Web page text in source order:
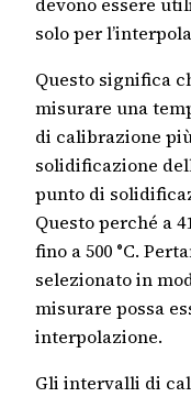
solo per
Questo significa
misurare una
di calibrazione
solidificazione
punto di
Questo perché a
fino a 500 °C.
selezionato in
misurare possa
interpolazione.
Gli intervalli di